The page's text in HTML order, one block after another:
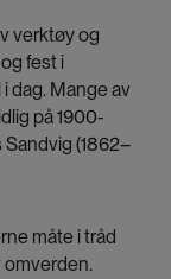
verktøy og
fest i
dag. Mange av
på 1900-
(1862–
måte i tråd
omverden.